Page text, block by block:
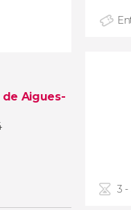
de Aigues-
3 -